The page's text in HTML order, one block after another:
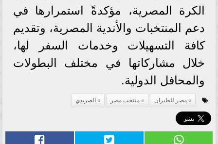
الكرة المصرية، مؤكدةً استمرارها في
دعم المنتخبات والأندية المصرية، وتقديم
كافة التسهيلات وخدمات السفر لها،
خلال مشاركاتها في مختلف البطولات
والمحافل الدولية.
مصر للطيران منتخب مصر الصريدي